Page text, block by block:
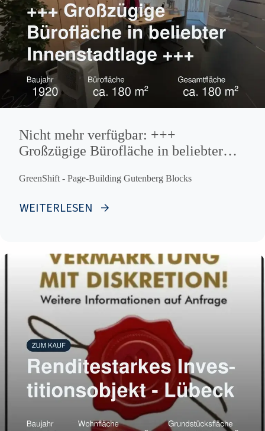
Nicht mehr verfügbar: +++
Großzügige Bürofläche in beliebter
GreenShift - Page-Building Gutenberg Blocks
WEITERLESEN